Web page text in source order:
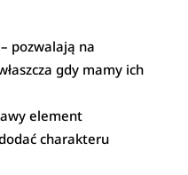
– pozwalają na
gdy mamy ich
element
charakteru